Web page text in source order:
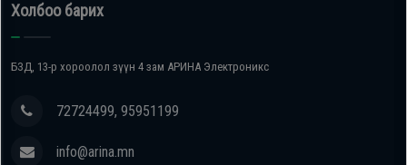
Холбоо барих
БЗД, 13-р хороолол зүүн 4 зам АРИНА Электроникс
72724499, 95951199
info@arina.mn